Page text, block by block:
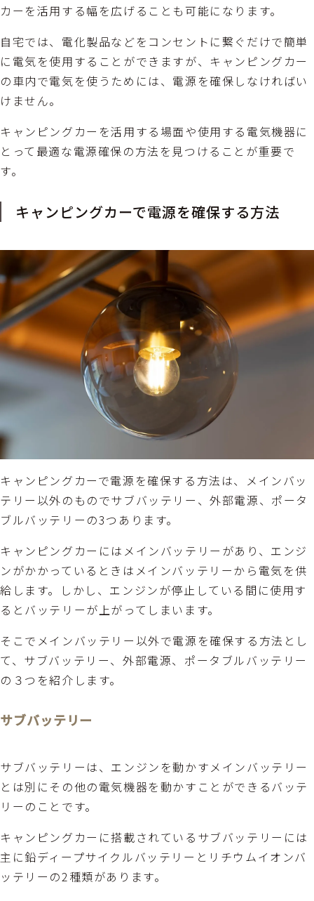
カーを活用する幅を広げることも可能になります。
自宅では、電化製品などをコンセントに繋ぐだけで簡単
に電気を使用することができますが、キャンピングカー
の車内で電気を使うためには、電源を確保しなければい
けません。
キャンピングカーを活用する場面や使用する電気機器に
とって最適な電源確保の方法を見つけることが重要で
す。
キャンピングカーで電源を確保する方法
キャンピングカーで電源を確保する方法は、メインバッ
テリー以外のものでサブバッテリー、外部電源、ポータ
ブルバッテリーの3つあります。
キャンピングカーにはメインバッテリーがあり、エンジ
ンがかかっているときはメインバッテリーから電気を供
給します。しかし、エンジンが停止している間に使用す
るとバッテリーが上がってしまいます。
そこでメインバッテリー以外で電源を確保する方法とし
て、サブバッテリー、外部電源、ポータブルバッテリー
の３つを紹介します。
サブバッテリー
サブバッテリーは、エンジンを動かすメインバッテリー
とは別にその他の電気機器を動かすことができるバッテ
リーのことです。
キャンピングカーに搭載されているサブバッテリーには
主に鉛ディープサイクルバッテリーとリチウムイオンバ
ッテリーの2種類があります。